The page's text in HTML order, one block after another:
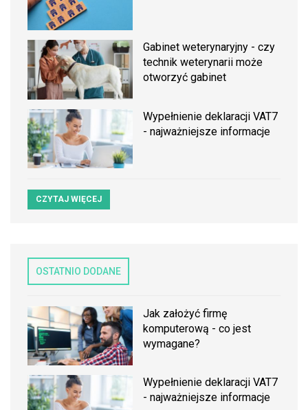
Gabinet weterynaryjny - czy
technik weterynarii może
otworzyć gabinet
Wypełnienie deklaracji VAT7
- najważniejsze informacje
CZYTAJ WIĘCEJ
OSTATNIO DODANE
Jak założyć firmę
komputerową - co jest
wymagane?
Wypełnienie deklaracji VAT7
- najważniejsze informacje